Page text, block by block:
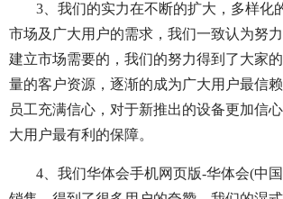
3、我们的实力在不断的扩大，多样化
市场及广大用户的需求，我们一致认为努
建立市场需要的，我们的努力得到了大家
量的客户资源，逐渐的成为广大用户最信
员工充满信心，对于新推出的设备更加信
大用户最有利的保障。
4、我们华体会手机网页版-华体会(中